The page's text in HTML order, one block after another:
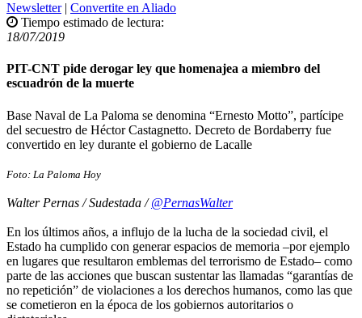
Newsletter| Convertite en Aliado
Tiempo estimado de lectura:
18/07/2019
PIT-CNT pide derogar ley que homenajea a miembro del
escuadrón de la muerte
Base Naval de La Paloma se denomina “Ernesto Motto”, partícipe
del secuestro de Héctor Castagnetto. Decreto de Bordaberry fue
convertido en ley durante el gobierno de Lacalle
Foto: La Paloma Hoy
Walter Pernas / Sudestada /@PernasWalter
En los últimos años, a influjo de la lucha de la sociedad civil, el
Estado ha cumplido con generar espacios de memoria –por ejemplo
en lugares que resultaron emblemas del terrorismo de Estado– como
parte de las acciones que buscan sustentar las llamadas “garantías de
no repetición” de violaciones a los derechos humanos, como las que
se cometieron en la época de los gobiernos autoritarios o